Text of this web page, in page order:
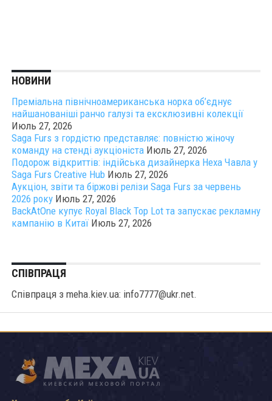
НОВИНИ
Преміальна північноамериканська норка об’єднує
найшанованіші ранчо галузі та ексклюзивні колекції
Июль 27, 2026
Saga Furs з гордістю представляє: повністю жіночу
команду на стенді аукціоніста Июль 27, 2026
Подорож відкриттів: індійська дизайнерка Неха Чавла у
Saga Furs Creative Hub Июль 27, 2026
Аукціон, звіти та біржові релізи Saga Furs за червень
2026 року Июль 27, 2026
BackAtOne купує Royal Black Top Lot та запускає рекламну
кампанію в Китаї Июль 27, 2026
СПІВПРАЦЯ
Співпраця з meha.kiev.ua: info7777@ukr.net.